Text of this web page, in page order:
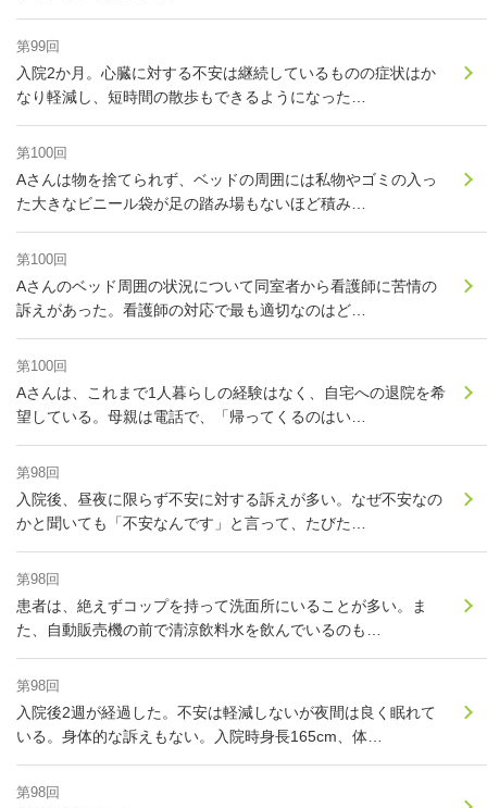
第99回
入院2か月。心臓に対する不安は継続しているものの症状はか
なり軽減し、短時間の散歩もできるようになった…
第100回
Aさんは物を捨てられず、ベッドの周囲には私物やゴミの入っ
た大きなビニール袋が足の踏み場もないほど積み…
第100回
Aさんのベッド周囲の状況について同室者から看護師に苦情の
訴えがあった。看護師の対応で最も適切なのはど…
第100回
Aさんは、これまで1人暮らしの経験はなく、自宅への退院を希
望している。母親は電話で、「帰ってくるのはい…
第98回
入院後、昼夜に限らず不安に対する訴えが多い。なぜ不安なの
かと聞いても「不安なんです」と言って、たびた…
第98回
患者は、絶えずコップを持って洗面所にいることが多い。ま
た、自動販売機の前で清涼飲料水を飲んでいるのも…
第98回
入院後2週が経過した。不安は軽減しないが夜間は良く眠れて
いる。身体的な訴えもない。入院時身長165cm、体…
第98回